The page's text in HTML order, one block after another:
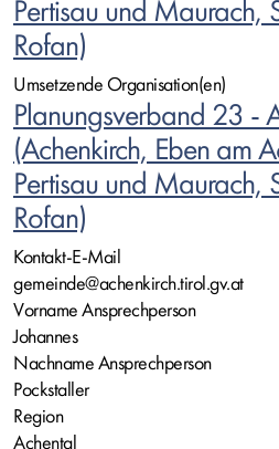
Pertisau und Maurach,
Rofan)
Umsetzende Organisation(en)
Planungsverband 23 -
(Achenkirch, Eben am
Pertisau und Maurach,
Rofan)
Kontakt-E-Mail
gemeinde@achenkirch.tirol.gv.at
Vorname Ansprechperson
Johannes
Nachname Ansprechperson
Pockstaller
Region
Achental